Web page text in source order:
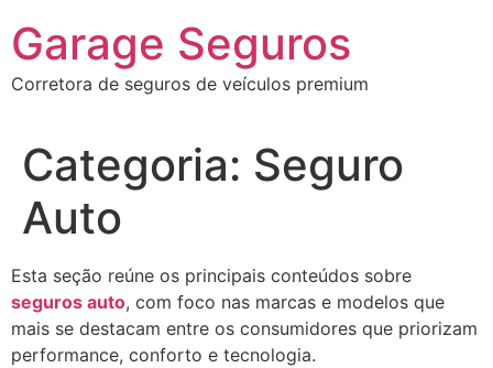
Garage Seguros
Corretora de seguros de veículos premium
Categoria: Seguro
Auto
Esta seção reúne os principais conteúdos sobre
seguros auto, com foco nas marcas e modelos que
mais se destacam entre os consumidores que priorizam
performance, conforto e tecnologia.